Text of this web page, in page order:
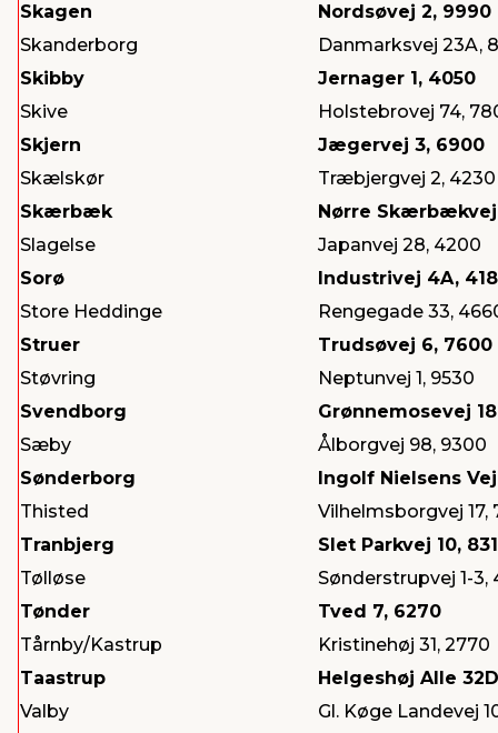
Skagen
Nordsøvej 2, 9990
Skanderborg
Danmarksvej 23A,
Skibby
Jernager 1, 4050
Skive
Holstebrovej 74,
Skjern
Jægervej 3, 6900
Skælskør
Træbjergvej 2, 4230
Skærbæk
Nørre Skærbækvej
Slagelse
Japanvej 28, 4200
Sorø
Industrivej 4A,
Store Heddinge
Rengegade 33,
Struer
Trudsøvej 6, 7600
Støvring
Neptunvej 1, 9530
Svendborg
Grønnemosevej
Sæby
Ålborgvej 98, 9300
Sønderborg
Ingolf Nielsens
Thisted
Vilhelmsborgvej 17,
Tranbjerg
Slet Parkvej 10,
Tølløse
Sønderstrupvej 1-3,
Tønder
Tved 7, 6270
Tårnby/Kastrup
Kristinehøj 31, 2770
Taastrup
Helgeshøj Alle
Valby
Gl. Køge Landevej